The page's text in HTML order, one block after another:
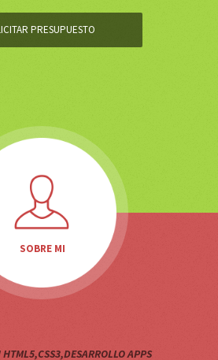
blueprint...- Validación en
PRESUPUESTO